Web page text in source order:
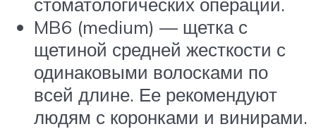
MB6 (medium) — щетка с
щетиной средней жесткости с
одинаковыми волосками по
всей длине. Ее рекомендуют
людям с коронками и винирами.